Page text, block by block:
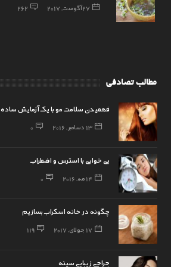
27 آگوست, 2017 262
مطالب تصادفی
فهمیدن سلامت مو با یک آزمایش ساده
13 دسامبر, 2016 0
بی خوابی با استرس و اضطراب
14 مه, 2016 0
چگونه در خانه اسکراب بسازیم
17 جولای, 2017 119
جراحی زیبایی سینه